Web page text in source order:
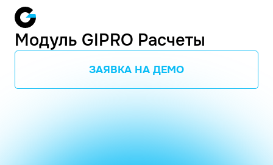
Модуль GIPRO Расчеты
ЗАЯВКА НА ДЕМО